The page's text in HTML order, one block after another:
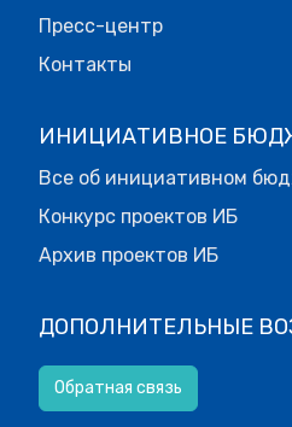
Пресс-центр
Контакты
ИНИЦИАТИВНОЕ
Все об инициативном
Конкурс проектов ИБ
Архив проектов ИБ
ДОПОЛНИТЕЛЬНЫЕ
Обратная связь